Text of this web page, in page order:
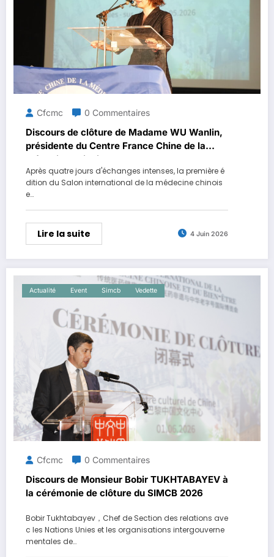
Cfcmc 0 Commentaires
Discours de clôture de Madame WU Wanlin,
présidente du Centre France Chine de la
médecine chinoise
Après quatre jours d'échanges intenses, la première é
dition du Salon international de la médecine chinois
e…
Lire la suite 4 Juin 2026
Actualité Event Simcb Vedette
Cfcmc 0 Commentaires
Discours de Monsieur Bobir TUKHTABAYEV à
la cérémonie de clôture du SIMCB 2026
Bobir Tukhtabayev，Chef de Section des relations ave
c les Nations Unies et les organisations intergouverne
mentales de…